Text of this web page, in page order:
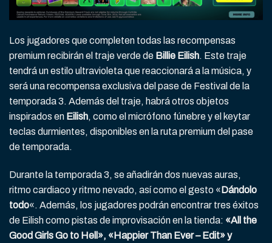
Los jugadores que completen todas las recompensas
premium recibirán el traje verde de Billie Eilish. Este traje
tendrá un estilo ultravioleta que reaccionará a la música, y
será una recompensa exclusiva del pase de Festival de la
temporada 3. Además del traje, habrá otros objetos
inspirados en Eilish, como el micrófono fúnebre y el keytar
teclas durmientes, disponibles en la ruta premium del pase
de temporada.
Durante la temporada 3, se añadirán dos nuevas auras,
ritmo cardiaco y ritmo nevado, así como el gesto «Dándolo
todo«. Además, los jugadores podrán encontrar tres éxitos
de Eilish como pistas de improvisación en la tienda: «All the
Good Girls Go to Hell», «Happier Than Ever – Edit» y